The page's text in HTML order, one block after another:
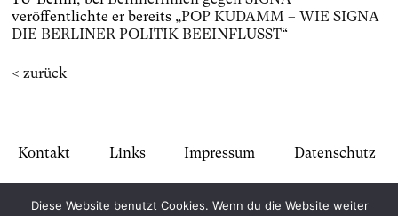
veröffentlichte er bereits „POP KUDAMM – WIE SIGNA
DIE BERLINER POLITIK BEEINFLUSST“
< zurück
Kontakt Links Impressum Datenschutz
Diese Website benutzt Cookies. Wenn du die Website weiter